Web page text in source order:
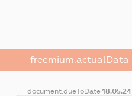
freemium.actualData
document.dueToDate18.05.24